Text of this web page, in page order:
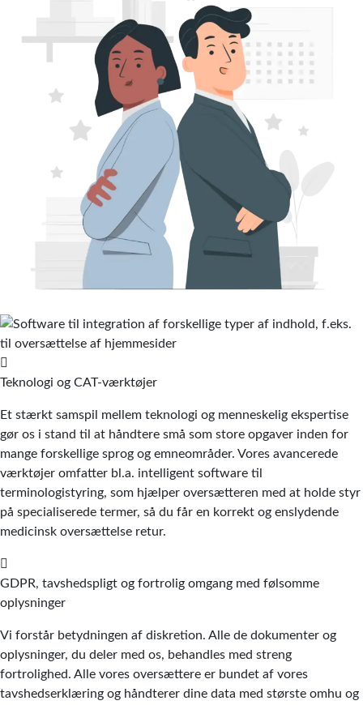
Teknologi og CAT-værktøjer
Et stærkt samspil mellem teknologi og menneskelig ekspertise
gør os i stand til at håndtere små som store opgaver inden for
mange forskellige sprog og emneområder. Vores avancerede
værktøjer omfatter bl.a. intelligent software til
terminologistyring, som hjælper oversætteren med at holde styr
på specialiserede termer, så du får en korrekt og enslydende
medicinsk oversættelse retur.
GDPR, tavshedspligt og fortrolig omgang med følsomme
oplysninger
Vi forstår betydningen af diskretion. Alle de dokumenter og
oplysninger, du deler med os, behandles med streng
fortrolighed. Alle vores oversættere er bundet af vores
tavshedserklæring og håndterer dine data med største omhu og